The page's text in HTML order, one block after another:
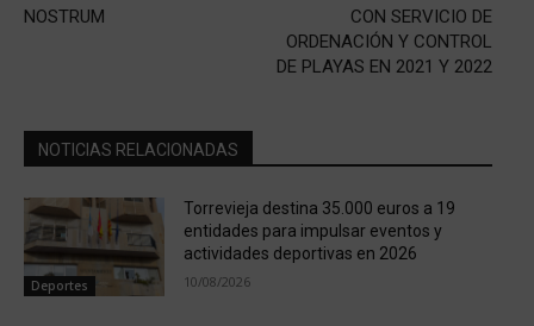
NOSTRUM
CON SERVICIO DE
ORDENACIÓN Y CONTROL
DE PLAYAS EN 2021 Y 2022
NOTICIAS RELACIONADAS
Deportes
Torrevieja destina 35.000 euros a 19
entidades para impulsar eventos y
actividades deportivas en 2026
10/08/2026